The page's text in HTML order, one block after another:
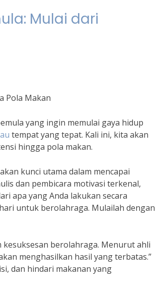
Mulai dari
Pola Makan
yang ingin memulai gaya hidup
tempat yang tepat. Kali ini, kita akan
hingga pola makan.
kunci utama dalam mencapai
dan pembicara motivasi terkenal,
apa yang Anda lakukan secara
untuk berolahraga. Mulailah dengan
berolahraga. Menurut ahli
menghasilkan hasil yang terbatas.”
dan hindari makanan yang